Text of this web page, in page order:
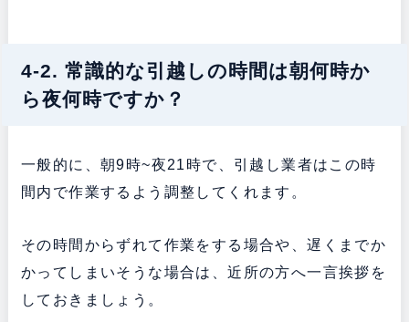
4-2. 常識的な引越しの時間は朝何時か
ら夜何時ですか？
一般的に、朝9時~夜21時で、引越し業者はこの時
間内で作業するよう調整してくれます。
その時間からずれて作業をする場合や、遅くまでか
かってしまいそうな場合は、近所の方へ一言挨拶を
しておきましょう。